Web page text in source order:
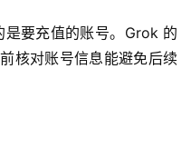
要充值的账号。Grok 的
核对账号信息能避免后续